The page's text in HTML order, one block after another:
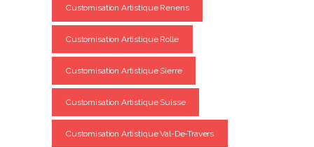
Customisation Artistique Renens
Customisation Artistique Rolle
Customisation Artistique Sierre
Customisation Artistique Suisse
Customisation Artistique Val-De-Travers